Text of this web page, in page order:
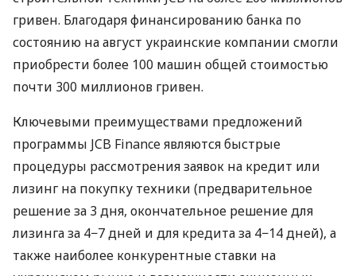
гривен. Благодаря финансированию банка по
состоянию на август украинские компании смогли
приобрести более 100 машин общей стоимостью
почти 300 миллионов гривен.
Ключевыми преимуществами предложений
программы JCB Finance являются быстрые
процедуры рассмотрения заявок на кредит или
лизинг на покупку техники (предварительное
решение за 3 дня, окончательное решение для
лизинга за 4−7 дней и для кредита за 4−14 дней), а
также наиболее конкурентные ставки на